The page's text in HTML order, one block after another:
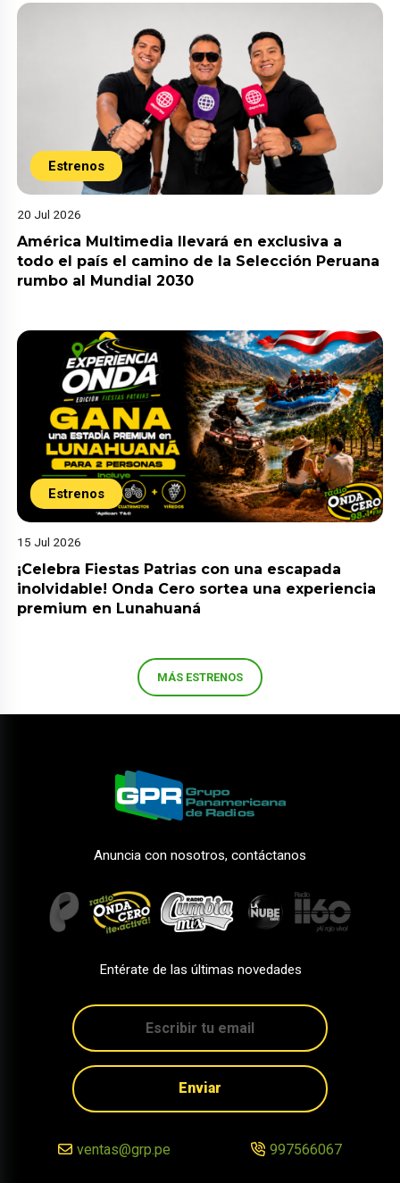
Estrenos
20 Jul 2026
América Multimedia llevará en exclusiva a
todo el país el camino de la Selección Peruana
rumbo al Mundial 2030
Estrenos
15 Jul 2026
¡Celebra Fiestas Patrias con una escapada
inolvidable! Onda Cero sortea una experiencia
premium en Lunahuaná
MÁS ESTRENOS
Anuncia con nosotros, contáctanos
Entérate de las últimas novedades
Enviar
ventas@grp.pe 997566067